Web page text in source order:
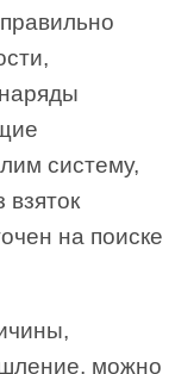
систему,
взяток
на поиске
можно